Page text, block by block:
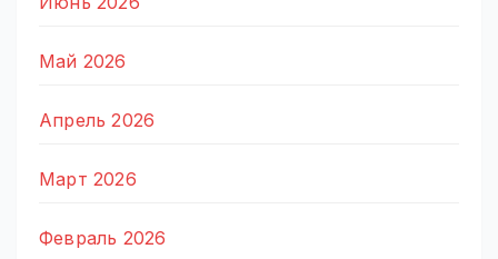
Май 2026
Апрель 2026
Март 2026
Февраль 2026